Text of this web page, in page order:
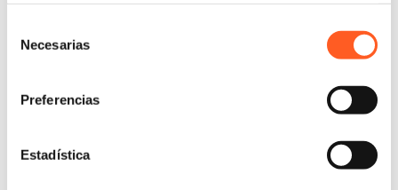
Necesarias
Preferencias
Estadística
liderando investigaciones internacionales contra el
narcotráfico, el desvío de precursores químicos y el
autoridades europeas.
de Dinero (UIF, México) y como Oficial Internacional